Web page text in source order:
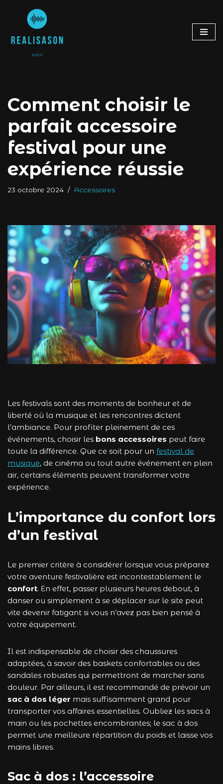
au
Comment choisir le
parfait accessoire
festival pour une
expérience réussie
23 octobre 2024 Accessoires
Les festivals sont des moments de bonheur et de
liberté où la musique et les rencontres dictent
l’ambiance. Pour profiter pleinement de ces
événements, choisir les bons accessoires peut faire
toute la différence. Que ce soit pour un festival de
musique, de cinéma ou tout autre événement en plein
air, certains éléments peuvent transformer votre
expérience.
L’importance du confort lors
d’un festival
Le premier critère à considérer lorsque vous préparez
votre aventure festivalière est incontestablement le
confort. En effet, passer plusieurs heures debout, à
danser ou simplement à se déplacer sur le site peut
vite devenir fatigant si vous n’avez pas bien pensé à
votre équipement.
Il est indispensable de choisir des chaussures
adaptées, à savoir des baskets confortables ou des
sandales robustes qui permettront de marcher sans
douleur. Par ailleurs, il est recommandé de prévoir un
sac à dos léger mais suffisamment grand pour
transporter vos affaires essentielles. Oubliez les sacs à
main ou les pochettes encombrantes; le sac à dos
permet une meilleure répartition du poids et laisse vos
mains libres.
Sac à dos : l’accessoire